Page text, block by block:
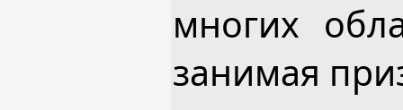
многих
занимая